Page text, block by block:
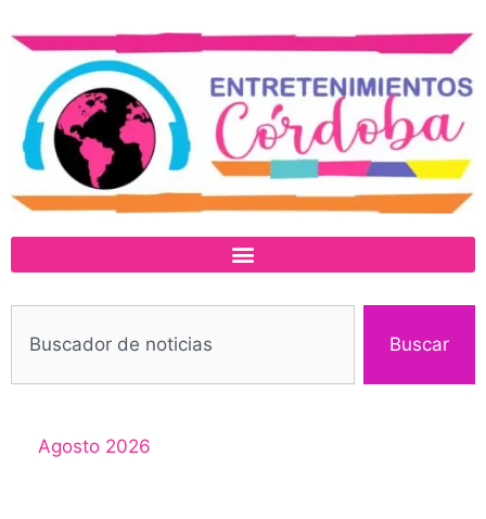
Buscar
Agosto 2026